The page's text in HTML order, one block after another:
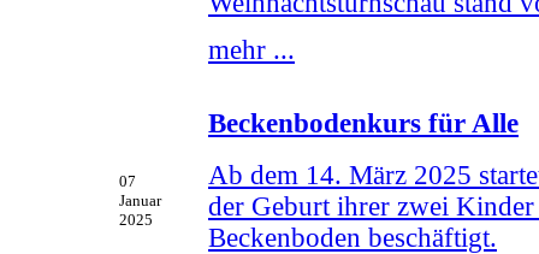
mehr ...
07
Januar
2025
Beckenbodenkurs für Alle
Ab dem 14. März 2025
der Geburt ihrer zwei
Beckenboden beschäftigt.